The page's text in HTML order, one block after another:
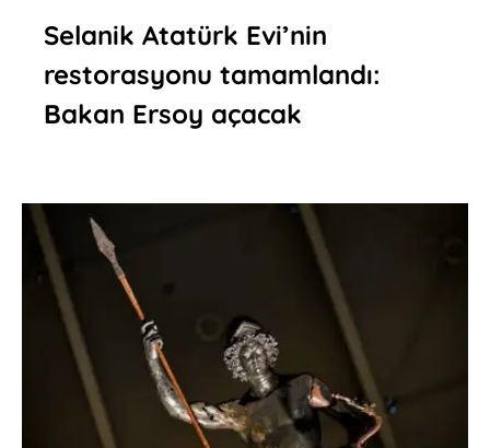
Selanik Atatürk Evi’nin
restorasyonu tamamlandı:
Bakan Ersoy açacak